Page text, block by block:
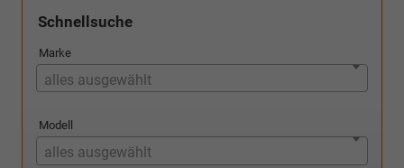
Schnellsuche
Marke
alles ausgewählt
Modell
alles ausgewählt